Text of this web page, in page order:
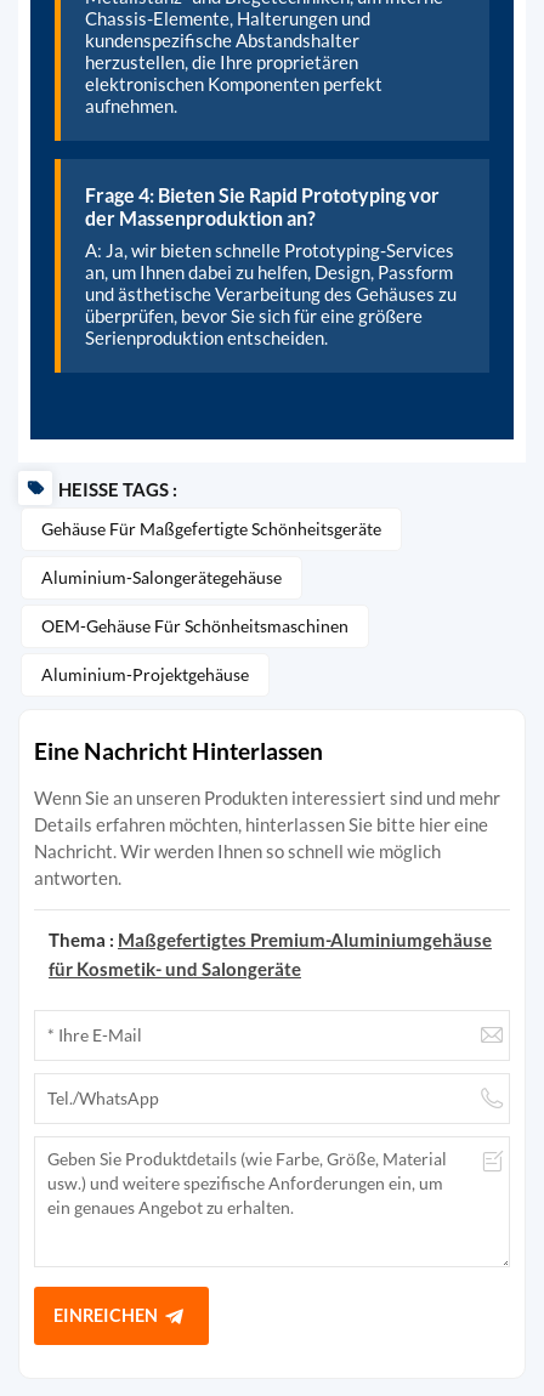
Chassis-Elemente, Halterungen und
kundenspezifische Abstandshalter
herzustellen, die Ihre proprietären
elektronischen Komponenten perfekt
aufnehmen.
Frage 4: Bieten Sie Rapid Prototyping vor
der Massenproduktion an?
A: Ja, wir bieten schnelle Prototyping-Services
an, um Ihnen dabei zu helfen, Design, Passform
und ästhetische Verarbeitung des Gehäuses zu
überprüfen, bevor Sie sich für eine größere
Serienproduktion entscheiden.
HEISSE TAGS :
Gehäuse Für Maßgefertigte Schönheitsgeräte
Aluminium-Salongerätegehäuse
OEM-Gehäuse Für Schönheitsmaschinen
Aluminium-Projektgehäuse
Eine Nachricht Hinterlassen
Wenn Sie an unseren Produkten interessiert sind und mehr
Details erfahren möchten, hinterlassen Sie bitte hier eine
Nachricht. Wir werden Ihnen so schnell wie möglich
antworten.
Thema : Maßgefertigtes Premium-Aluminiumgehäuse
für Kosmetik- und Salongeräte
EINREICHEN